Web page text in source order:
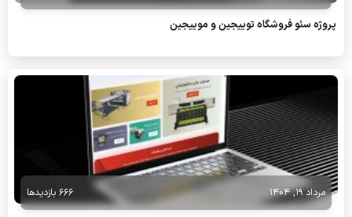
پروژه سئو فروشگاه توییجین و موییجین
مرداد 19, 1404 666 بازدیدها